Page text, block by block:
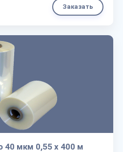
Заказать
40 мкм 0,55 х 400 м